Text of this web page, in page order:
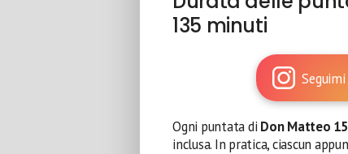
135 minuti
Ogni puntata di Don Matteo 15
inclusa. In pratica, ciascun